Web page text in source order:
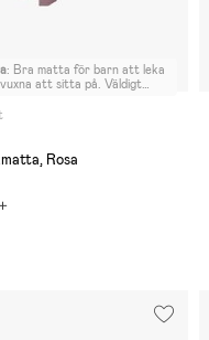
: Bra matta för barn att leka
att sitta på. Väldigt
bilderna. Enda
har öppnat upp de.
Rosa